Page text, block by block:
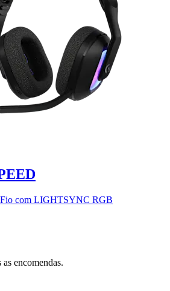
Fio com LIGHTSYNC RGB
encomendas.